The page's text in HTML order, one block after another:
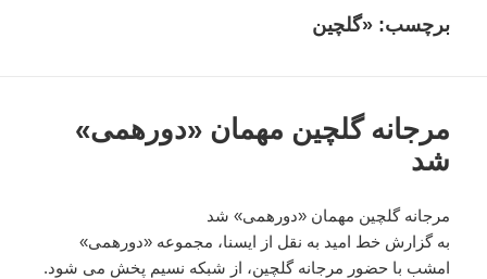
برچسب: «گلچین
مرجانه گلچین مهمان «دورهمی»
شد
مرجانه گلچین مهمان «دورهمی» شد
به گزارش خط امید به نقل از ایسنا، مجموعه «دورهمی»
امشب با حضور مرجانه گلچین، از شبکه نسیم پخش می شود.